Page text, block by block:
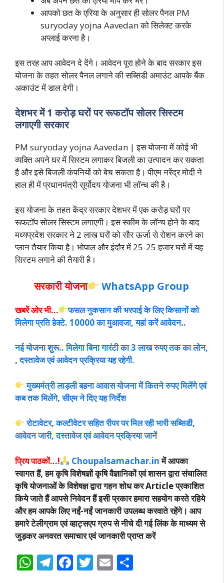
आपको छत के एरिया के अनुसार ही सोलर पैनल PM
suryoday yojna Aavedan को सिलेक्ट करके
अप्लाई करना है।
इस तरह आप आवेदन दे देंगे। आवेदन पूरा होने के बाद सरकार इस
योजना के तहत सोलर पैनल लगाने की सब्सिडी अमाउंट आपके बैंक
अकाउंट में डाल देगी।
देशभर में 1 करोड़ घरों पर रूफटॉप सोलर सिस्टम
लगाएगी सरकार
PM suryoday yojna Aavedan | इस योजना में कोई भी
व्यक्ति अपने घर में सिस्टम लगाकर बिजली का उत्पादन कर सकता
है और इसे बिजली कंपनियों को बेच सकता है। पीएम नरेंद्र मोदी ने
हाल ही में प्रधानमंत्री सूर्योदय योजना भी लॉन्च की है।
इस योजना के तहत केंद्र सरकार देशभर में एक करोड़ घरों पर
रूफटॉप सोलर सिस्टम लगाएगी। इस स्कीम के लॉन्च होने के बाद
मध्यप्रदेश सरकार ने 2 लाख घरों को सौर ऊर्जा से रोशन करने का
प्लान तैयार किया है। भोपाल और इंदौर में 25-25 हजार घरों में यह
सिस्टम लगाने की तैयारी है।
सरकारी योजना WhatsApp Group
खबरें ओर भी…
फसल नुकसान की भरपाई के लिए किसानों को
मिलेगा प्रति हेक्टे. 10000 का मुआवजा, यहां करें आवेदन..
नई योजना शुरू.. मिलेगा बिना गारंटी का 3 लाख रुपए तक का लोन,
, दस्तावेज एवं आवेदन प्रक्रिया यह रहेगी.
मुख्यमंत्री लाड़ली बहना आवास योजना में कितने रुपए मिलेंगे एवं
कब तक मिलेंगे, सीएम ने दिए यह निर्देश
रोटावेटर, कल्टीवेटर सहित रीपर पर मिल रही भारी सब्सिडी,
आवेदन जारी, दस्तावेज एवं आवेदन प्रक्रिया जानें
प्रिय पाठकों…! Choupalsamachar.inमें आपका
स्वागत हैं, हम कृषि विशेषज्ञों कृषि वैज्ञानिकों एवं शासन द्वारा संचालित
कृषि योजनाओं के विशेषज्ञ द्वारा गहन शोध कर Article प्रकाशित
किये जाते हैं आपसे निवेदन हैं इसी प्रकार हमारा सहयोग करते रहिये
और हम आपके लिए नईं-नईं जानकारी उपलब्ध करवाते रहेंगे। आप
हमारे टेलीग्राम एवं व्हाट्सएप ग्रुप से नीचे दी गई लिंक के माध्यम से
जुड़कर अनवरत समाचार एवं जानकारी प्राप्त करें
W T F T E